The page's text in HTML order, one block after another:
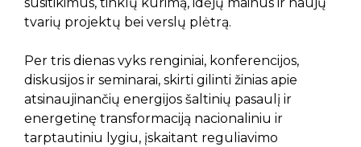
tvarių projektų bei verslų plėtrą.
Per tris dienas vyks renginiai, konferencijos,
diskusijos ir seminarai, skirti gilinti žinias apie
atsinaujinančių energijos šaltinių pasaulį ir
energetinę transformaciją nacionaliniu ir
tarptautiniu lygiu, įskaitant reguliavimo